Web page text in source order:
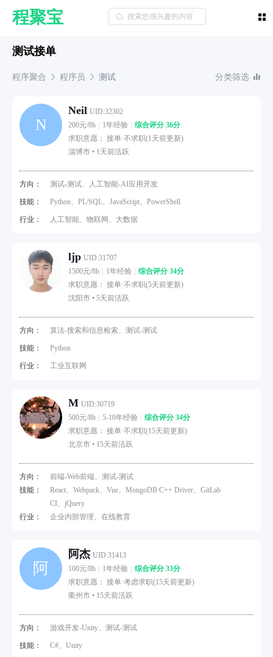
程聚宝
测试接单
程序聚合 程序员 测试 分类筛选
N
Neil UID:32302
200元/8h
1年经验
综合评分 36分
求职意愿： 接单·不求职(1天前更新)
淄博市 • 1天前活跃
方向： 测试-测试、人工智能-AI应用开发
技能： Python、PL/SQL、JavaScript、PowerShell
行业： 人工智能、物联网、大数据
ljp UID:31707
1500元/8h
1年经验
综合评分 34分
求职意愿： 接单·不求职(5天前更新)
沈阳市 • 5天前活跃
方向： 算法-搜索和信息检索、测试-测试
技能： Python
行业： 工业互联网
M UID:30719
500元/8h
5-10年经验
综合评分 34分
求职意愿： 接单·不求职(15天前更新)
北京市 • 15天前活跃
方向：
前端-Web前端、测试-测试
技能：
React、Webpack、Vue、MongoDB C++ Driver、GitLab
CI、jQuery
行业：
企业内部管理、在线教育
阿
阿杰 UID:31413
100元/8h
1年经验
综合评分 33分
求职意愿： 接单·考虑求职(15天前更新)
衢州市 • 15天前活跃
方向： 游戏开发-Unity、测试-测试
技能： C#、Unity